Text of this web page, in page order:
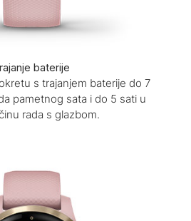
baterije
s trajanjem baterije do 7
pametnog sata i do 5 sati u
rada s glazbom.